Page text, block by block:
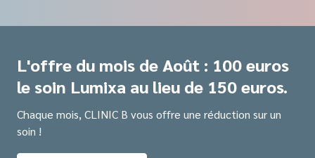
L'offre du mois de Août : 100 euros
le soin Lumixa au lieu de 150 euros.
Chaque mois, CLINIC B vous offre une réduction sur un
soin !